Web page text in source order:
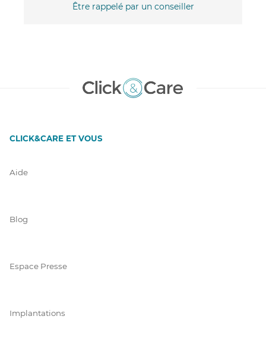
Être rappelé par un conseiller
CLICK&CARE ET VOUS
Aide
Blog
Espace Presse
Implantations